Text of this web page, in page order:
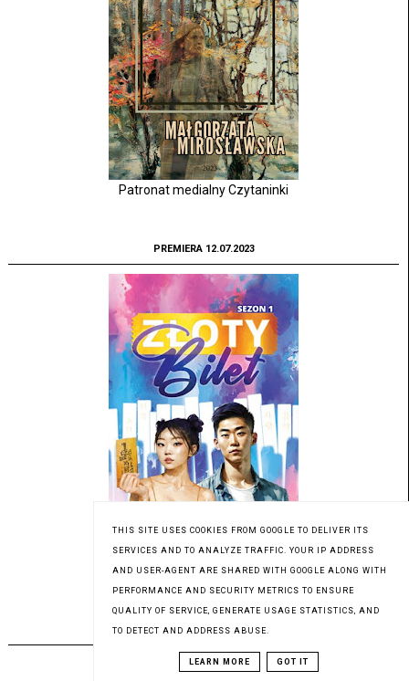
Patronat medialny Czytaninki
PREMIERA 12.07.2023
Patronat medialny Czytaninki
PREMIERA 19.06.2023
THIS SITE USES COOKIES FROM GOOGLE TO DELIVER ITS
SERVICES AND TO ANALYZE TRAFFIC. YOUR IP ADDRESS
AND USER-AGENT ARE SHARED WITH GOOGLE ALONG WITH
PERFORMANCE AND SECURITY METRICS TO ENSURE
QUALITY OF SERVICE, GENERATE USAGE STATISTICS, AND
TO DETECT AND ADDRESS ABUSE.
LEARN MORE GOT IT